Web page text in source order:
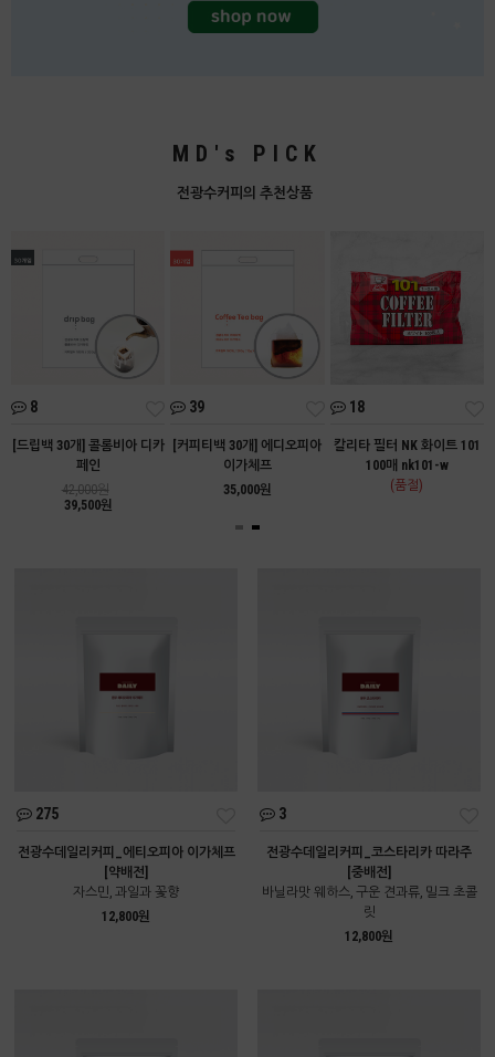
MD's PICK
전광수커피의 추천상품
8
[드립백 30개] 콜롬비아 디카
페인
42,000원
39,500원
39
[커피티백 30개] 에디오피아
이가체프
35,000원
18
칼리타 필터 NK 화이트 101
100매 nk101-w
(품절)
275
전광수데일리커피_에티오피아 이가체프
[약배전]
자스민, 과일과 꽃향
12,800원
3
전광수데일리커피_코스타리카 따라주
[중배전]
바닐라맛 웨하스, 구운 견과류, 밀크 초콜
릿
12,800원